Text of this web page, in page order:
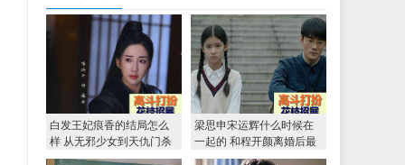
白发王妃痕香的结局怎么
样 从无邪少女到天仇门杀
手
梁思申宋运辉什么时候在
一起的 和程开颜离婚后最
终确定关系